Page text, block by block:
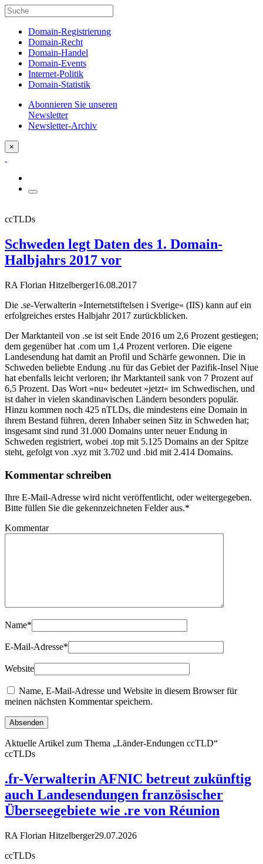
Domain-Registrierung
Domain-Recht
Domain-Handel
Domain-Events
Internet-Politik
Domain-Statistik
Abonnieren Sie unseren
Newsletter
Newsletter-Archiv
×
ccTLDs
Schweden legt Daten des 1. Domain-
Halbjahrs 2017 vor
RA Florian Hitzelberger16.08.2017
Die .se-Verwalterin »Internetstiftelsen i Sverige« (IIS) kann auf ein
erfolgreiches erstes Halbjahr 2017 zurückblicken.
Der Marktanteil von .se ist seit Ende 2016 um 2,6 Prozent gestiegen;
dem gegenüber hat .com um 1,4 Prozent verloren. Die eigene
Landesendung hat damit an Profil und Schärfe gewonnen. Die in
Schweden beliebte Endung .nu für das Gebiet der Pazifik-Insel Niue
hat ebenfalls leicht verloren; ihr Marktanteil sank von 7 Prozent auf
6,5 Prozent. Das Wort »nu« bedeutet »jetzt« im Schwedischen, und
ist daher in vielen skandinavischen Ländern besonders populär.
Hinzu kommen noch 425 nTLDs, die mindestens eine Domain in
ihrem Bestand führen, deren Inhaber seinen Sitz in Schweden hat;
insgesamt sind rund 31.000 Domains unter neuer Endung in
Schweden registriert, wobei .top mit 5.125 Domains an der Spitze
steht, gefolgt von .xyz mit 3.702 und .bid mit 2.414 Domains.
Kommentar schreiben
Ihre E-Mail-Adresse wird nicht veröffentlicht, oder weitergegeben.
Bitte füllen Sie die gekennzeichneten Felder aus.*
Kommentar
Name*
E-Mail-Adresse*
Website
Name, E-Mail-Adresse und Website in diesem Browser für
meinen nächsten Kommentar speichern.
Aktuelle Artikel zum Thema „Länder-Endungen ccTLD“
ccTLDs
.fr-Verwalterin AFNIC betreut zukünftig
auch Landesendungen französischer
Überseegebiete wie .re von Réunion
RA Florian Hitzelberger29.07.2026
ccTLDs